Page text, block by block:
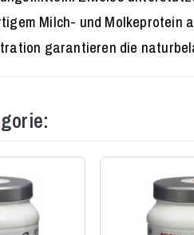
Milch- und
garantieren die